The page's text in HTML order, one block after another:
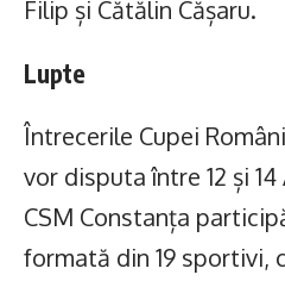
Filip și Cătălin Cășaru.
Lupte
Întrecerile Cupei
vor disputa între 12 și
CSM Constanța
formată din 19 sportivi,